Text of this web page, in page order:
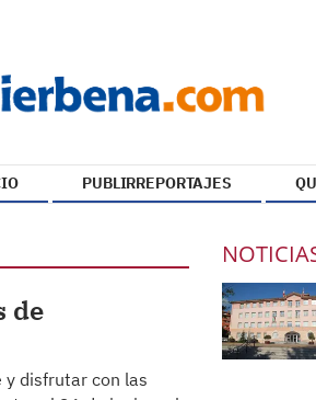
PUBLIRREPORTAJES
de
y disfrutar con las